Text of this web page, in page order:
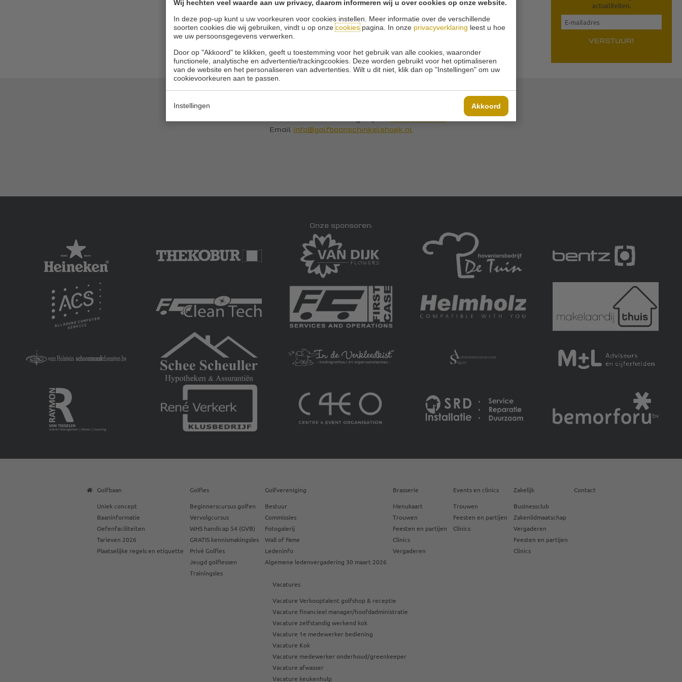
Wij hechten veel waarde aan uw privacy, daarom informeren wij u over cookies op onze website.
In deze pop-up kunt u uw voorkeuren voor cookies instellen. Meer informatie over de verschillende
soorten cookies die wij gebruiken, vindt u op onzecookiespagina. In onze privacyverklaring leest u hoe
we uw persoonsgegevens verwerken.
Door op "Akkoord" te klikken, geeft u toestemming voor het gebruik van alle cookies, waaronder
functionele, analytische en advertentie/trackingcookies. Deze worden gebruikt voor het optimaliseren
van de website en het personaliseren van advertenties. Wilt u dit niet, klik dan op "Instellingen" om uw
cookievoorkeuren aan te passen.
Instellingen Akkoord
actualiteiten.
VERSTUUR!
Email info@golfbaanschinkelshoek.nl
Onze sponsoren:
Golfbaan
Uniek concept
Baaninformatie
Oefenfaciliteiten
Tarieven 2026
Plaatselijke regels en etiquette
Golfles
Beginnerscursus golfen
Vervolgcursus
WHS handicap 54 (GVB)
GRATIS kennismakingsles
Privé Golfles
Jeugd golflessen
Trainingsles
Golfvereniging
Bestuur
Commissies
Fotogalerij
Wall of Fame
Ledeninfo
Algemene ledenvergadering 30 maart 2026
Brasserie
Menukaart
Trouwen
Feesten en partijen
Clinics
Vergaderen
Events en clinics
Trouwen
Feesten en partijen
Clinics
Zakelijk
Businessclub
Zakenlidmaatschap
Vergaderen
Feesten en partijen
Clinics
Contact
Vacatures
Vacature Verkooptalent golfshop & receptie
Vacature financieel manager/hoofdadministratie
Vacature zelfstandig werkend kok
Vacature 1e medewerker bediening
Vacature Kok
Vacature medewerker onderhoud/greenkeeper
Vacature afwasser
Vacature keukenhulp